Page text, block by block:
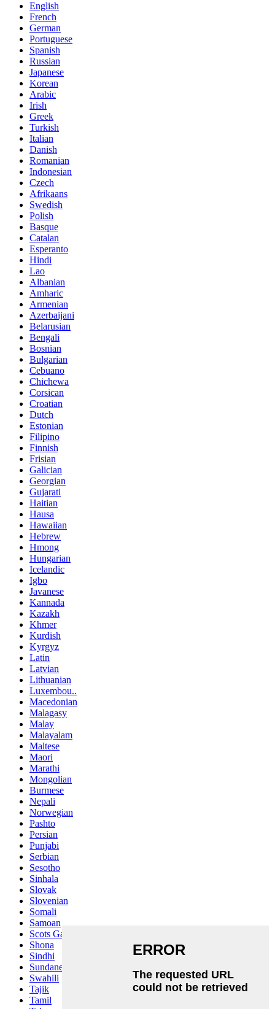
English
French
German
Portuguese
Spanish
Russian
Japanese
Korean
Arabic
Irish
Greek
Turkish
Italian
Danish
Romanian
Indonesian
Czech
Afrikaans
Swedish
Polish
Basque
Catalan
Esperanto
Hindi
Lao
Albanian
Amharic
Armenian
Azerbaijani
Belarusian
Bengali
Bosnian
Bulgarian
Cebuano
Chichewa
Corsican
Croatian
Dutch
Estonian
Filipino
Finnish
Frisian
Galician
Georgian
Gujarati
Haitian
Hausa
Hawaiian
Hebrew
Hmong
Hungarian
Icelandic
Igbo
Javanese
Kannada
Kazakh
Khmer
Kurdish
Kyrgyz
Latin
Latvian
Lithuanian
Luxembou..
Macedonian
Malagasy
Malay
Malayalam
Maltese
Maori
Marathi
Mongolian
Burmese
Nepali
Norwegian
Pashto
Persian
Punjabi
Serbian
Sesotho
Sinhala
Slovak
Slovenian
Somali
Samoan
Scots Gaelic
Shona
Sindhi
Sundanese
Swahili
Tajik
Tamil